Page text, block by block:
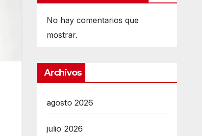
No hay comentarios que
mostrar.
Archivos
agosto 2026
julio 2026